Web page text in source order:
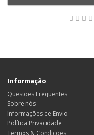
Informação
Questões Frequentes
Sobre nós
Informações de Envio
Política Privacidade
Termos & Condições